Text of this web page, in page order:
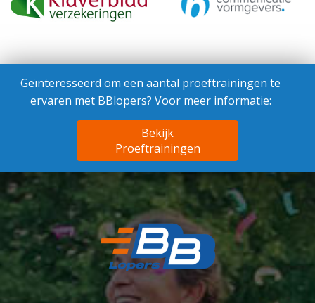
Geïnteresseerd om een aantal proeftrainingen te
ervaren met BBlopers? Voor meer informatie:
Bekijk
Proeftrainingen